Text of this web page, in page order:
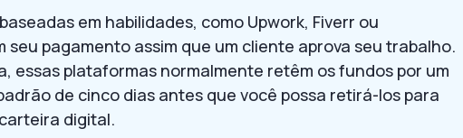
em habilidades, como Upwork, Fiverr ou
seu pagamento assim que um cliente aprova seu trabalho.
essas plataformas normalmente retêm os fundos por um
de cinco dias antes que você possa retirá-los para
digital.